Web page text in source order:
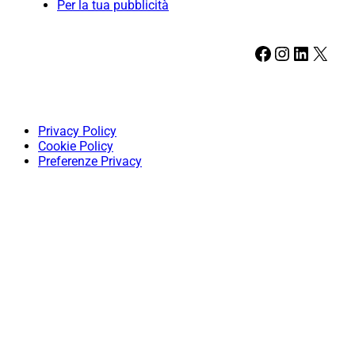
Per la tua pubblicità
Facebook Instagram LinkedIn X
Privacy Policy
Cookie Policy
Preferenze Privacy